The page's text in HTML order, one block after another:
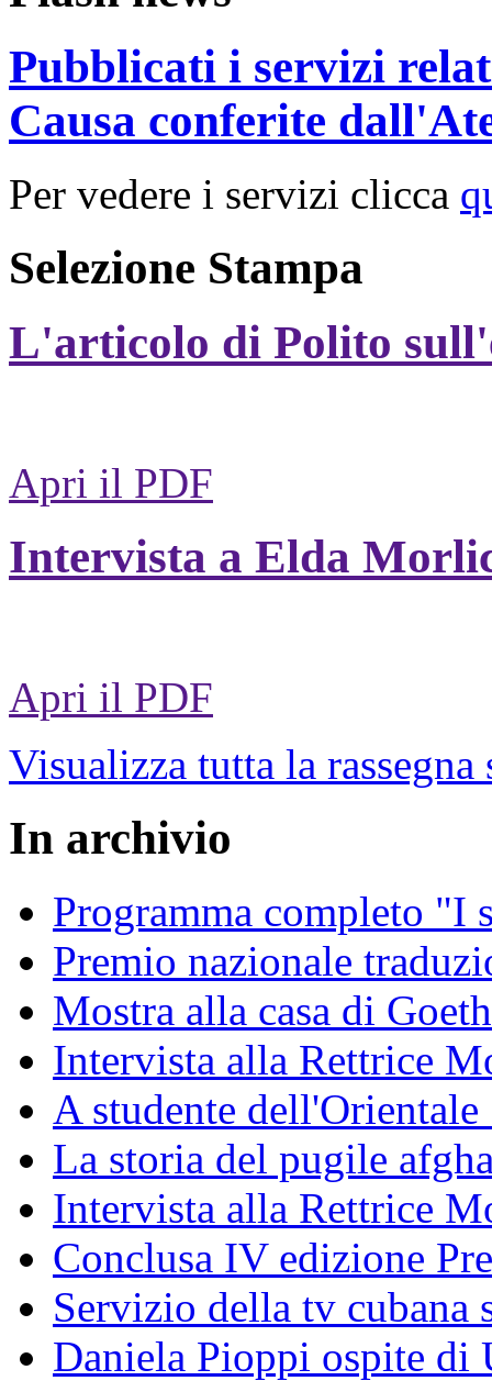
Pubblicati i servizi
Causa conferite
Per vedere i servizi clicca
Selezione Stampa
L'articolo di Polito
Apri il PDF
Intervista a Elda
Apri il PDF
Visualizza tutta la rassegna
In archivio
Programma completo "I
Premio nazionale
Mostra alla casa di
Intervista alla Rettrice
A studente
La storia del pugile
Intervista alla Rettrice
Conclusa IV edizione
Servizio della tv
Daniela Pioppi ospite di